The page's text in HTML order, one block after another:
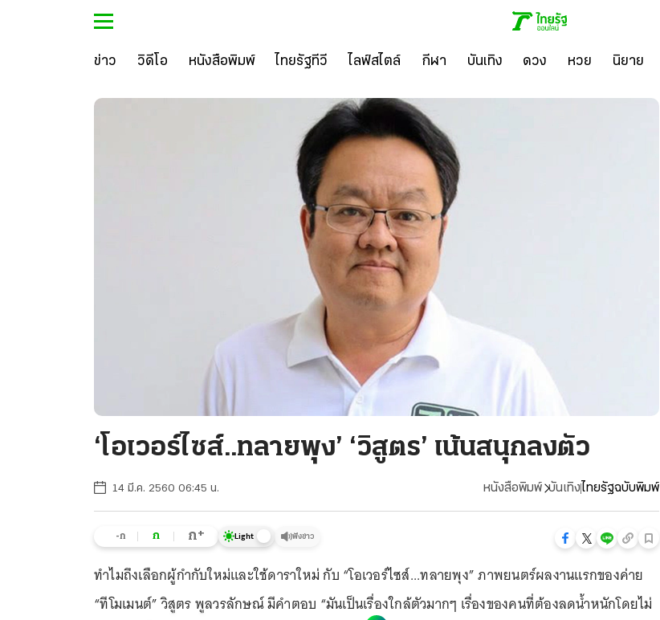
ข่าว วิดีโอ หนังสือพิมพ์ ไทยรัฐทีวี ไลฟ์สไตล์ กีฬา บันเทิง ดวง หวย นิยาย
‘โอเวอร์ไซส์..ทลายพุง’ ‘วิสูตร’ เน้นสนุกลงตัว
14 มี.ค. 2560 06:45 น. หนังสือพิมพ์ บันเทิงไทยรัฐฉบับพิมพ์
-ก ก ก+ Light ฟังข่าว
ทำไมถึงเลือกผู้กำกับใหม่และใช้ดาราใหม่ กับ “โอเวอร์ไซส์...ทลายพุง” ภาพยนตร์ผลงานแรกของค่าย
“ทีโมเมนต์” วิสูตร พูลวรลักษณ์ มีคำตอบ “มันเป็นเรื่องใกล้ตัวมากๆ เรื่องของคนที่ต้องลดน้ำหนักโดยไม่